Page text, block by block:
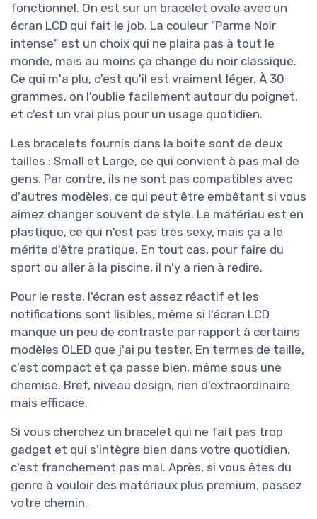
fonctionnel. On est sur un bracelet ovale avec un
écran LCD qui fait le job. La couleur "Parme Noir
intense" est un choix qui ne plaira pas à tout le
monde, mais au moins ça change du noir classique.
Ce qui m'a plu, c'est qu'il est vraiment léger. À 30
grammes, on l'oublie facilement autour du poignet,
et c'est un vrai plus pour un usage quotidien.
Les bracelets fournis dans la boîte sont de deux
tailles : Small et Large, ce qui convient à pas mal de
gens. Par contre, ils ne sont pas compatibles avec
d'autres modèles, ce qui peut être embêtant si vous
aimez changer souvent de style. Le matériau est en
plastique, ce qui n'est pas très sexy, mais ça a le
mérite d'être pratique. En tout cas, pour faire du
sport ou aller à la piscine, il n'y a rien à redire.
Pour le reste, l'écran est assez réactif et les
notifications sont lisibles, même si l'écran LCD
manque un peu de contraste par rapport à certains
modèles OLED que j'ai pu tester. En termes de taille,
c'est compact et ça passe bien, même sous une
chemise. Bref, niveau design, rien d'extraordinaire
mais efficace.
Si vous cherchez un bracelet qui ne fait pas trop
gadget et qui s'intègre bien dans votre quotidien,
c'est franchement pas mal. Après, si vous êtes du
genre à vouloir des matériaux plus premium, passez
votre chemin.